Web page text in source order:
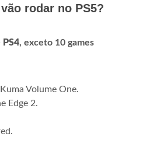
rodar no PS5?
PS4, exceto 10 games
Volume One.
Edge 2.